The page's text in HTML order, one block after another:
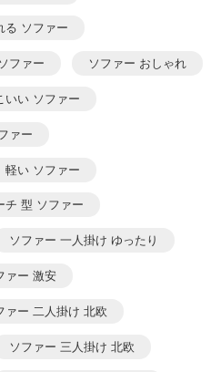
る ソファー
ファー ソファー おしゃれ
いい ソファー
ァー
軽い ソファー
チ 型 ソファー
ソファー 一人掛け ゆったり
ァー 激安
ァー 二人掛け 北欧
ソファー 三人掛け 北欧